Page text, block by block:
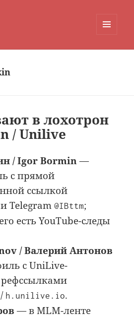
в лохотрон
/ Unilive
/ Igor Bormin—
с прямой
ссылкой
и Telegram@IBttm;
есть YouTube-следы
/ Валерий Антонов
с UniLive-
/ h.unilive.io.
— в MLM-ленте